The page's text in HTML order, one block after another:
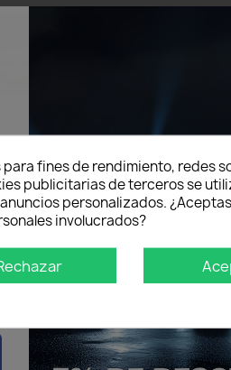
Retronebbia
LED
fines de rendimiento, redes
publicitarias de terceros se
personalizados.
involucrados?